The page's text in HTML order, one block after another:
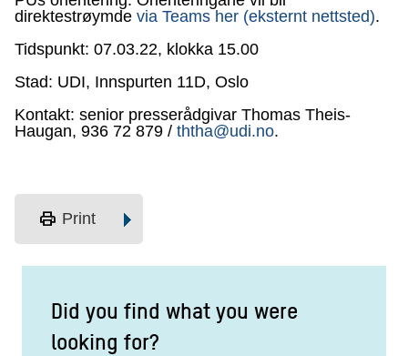
direktestrøymde via Teams her (eksternt nettsted).
Tidspunkt: 07.03.22, klokka 15.00
Stad: UDI, Innspurten 11D, Oslo
Kontakt: senior presserådgivar Thomas Theis-
Haugan, 936 72 879 / ththa@udi.no.
print Print
Did you find what you were
looking for?